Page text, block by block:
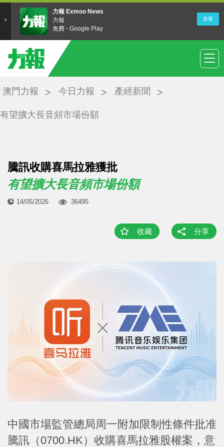
澳門力報 今日力報 產經新聞
有望擴大長音頻市場份額
騰訊收購喜馬拉雅獲批
有望擴大長音頻市場份額
14/05/2026 36495
收藏 分享
中國市場監管總局周一附加限制性條件批准
騰訊（0700.HK）收購喜馬拉雅股權案，意